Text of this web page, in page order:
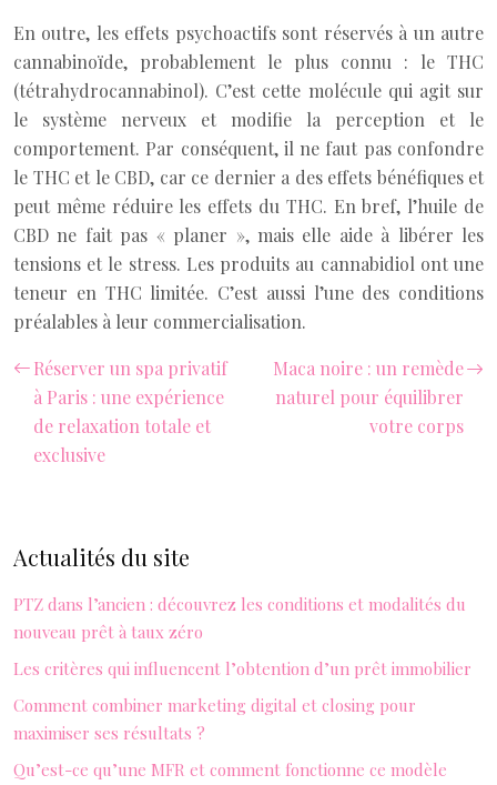
En outre, les effets psychoactifs sont réservés à un autre
cannabinoïde, probablement le plus connu : le THC
(tétrahydrocannabinol). C’est cette molécule qui agit sur
le système nerveux et modifie la perception et le
comportement. Par conséquent, il ne faut pas confondre
le THC et le CBD, car ce dernier a des effets bénéfiques et
peut même réduire les effets du THC. En bref, l’huile de
CBD ne fait pas « planer », mais elle aide à libérer les
tensions et le stress. Les produits au cannabidiol ont une
teneur en THC limitée. C’est aussi l’une des conditions
préalables à leur commercialisation.
Réserver un spa privatif
à Paris : une expérience
de relaxation totale et
exclusive
Maca noire : un remède
naturel pour équilibrer
votre corps
Actualités du site
PTZ dans l’ancien : découvrez les conditions et modalités du
nouveau prêt à taux zéro
Les critères qui influencent l’obtention d’un prêt immobilier
Comment combiner marketing digital et closing pour
maximiser ses résultats ?
Qu’est-ce qu’une MFR et comment fonctionne ce modèle